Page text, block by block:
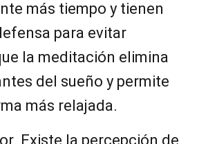
más tiempo y tienen
para evitar
la meditación elimina
del sueño y permite
más relajada.
Existe la percepción de